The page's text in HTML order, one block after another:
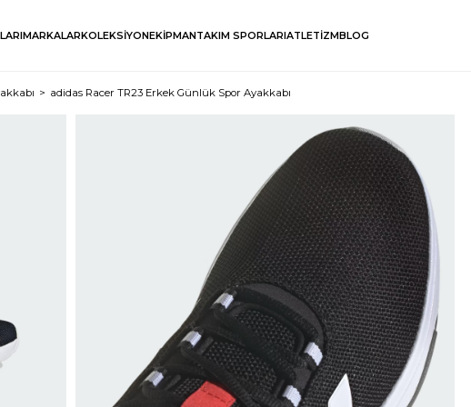
MARKALARKOLEKSİYONEKİPMANTAKIM SPORLARIATLETİZMBLOG
adidas Racer TR23 Erkek Günlük Spor Ayakkabı